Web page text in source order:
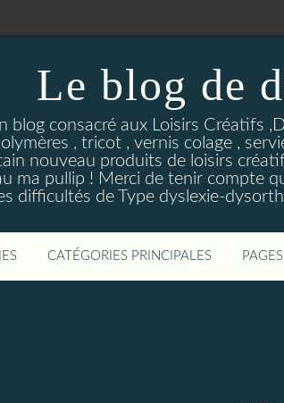
Le blog de
blog consacré aux Loisirs Créatifs
, tricot , vernis colage ,
nouveau produits de loisirs
ma pullip ! Merci de tenir compte
difficultés de Type dyslexie-
CATÉGORIES PRINCIPALES PAGES